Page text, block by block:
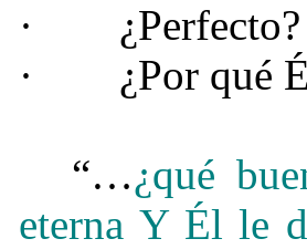
·
¿Perfecto?
·
¿Por qué
“…¿qué
eterna Y Él le